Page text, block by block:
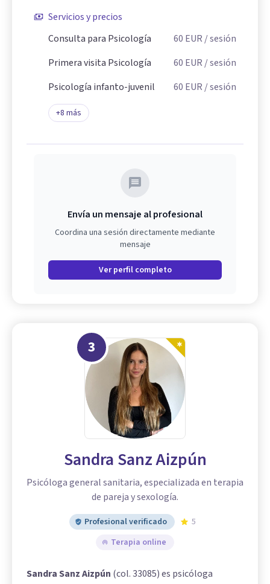
Servicios y precios
Consulta para Psicología
60 EUR / sesión
Primera visita Psicología
60 EUR / sesión
Psicología infanto-juvenil
60 EUR / sesión
+8 más
Envía un mensaje al profesional
Coordina una sesión directamente mediante
mensaje
Ver perfil completo
3
Sandra Sanz Aizpún
Psicóloga general sanitaria, especializada en terapia
de pareja y sexología.
Profesional verificado
5
Terapia online
Sandra Sanz Aizpún (col. 33085) es psicóloga